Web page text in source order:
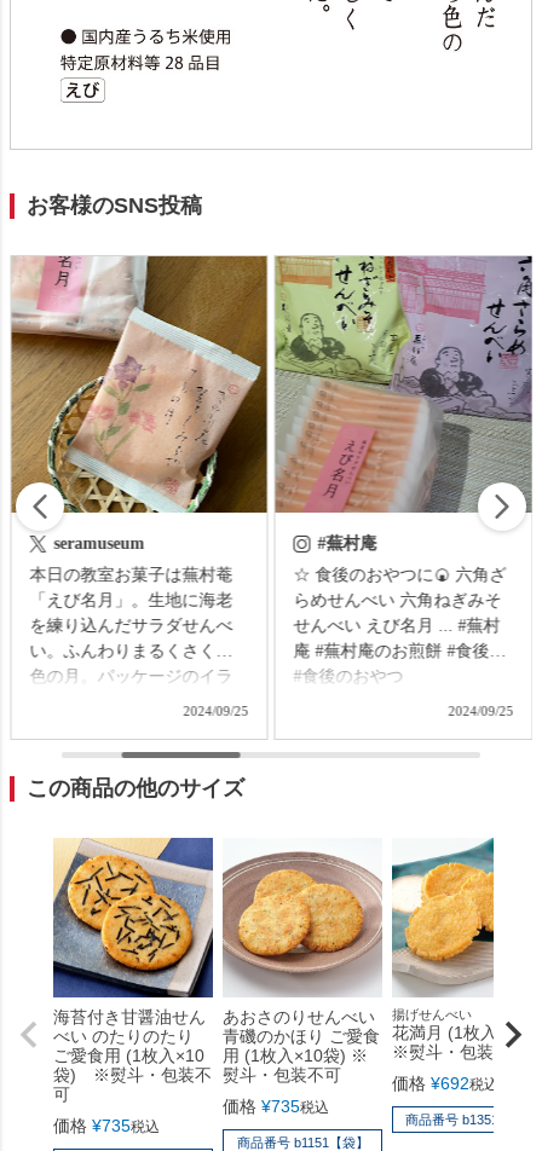
お客様のSNS投稿
#蕪村庵
☆ 食後のおやつに🍘 六角ざ
らめせんべい 六角ねぎみそ
せんべい えび名月 ... #蕪村
庵 #蕪村庵のお煎餅 #食後の
#食後のおやつ
2024/09/25
#ナナシーの旅
きのうと今日は、次女のミ
ュージカル発表会でした😊
今回の役はとてもイキイキ
としててよかった😊 #京成
で、#迷わずゾッコン の#韓
♪ あと、ミュージカル観に来
ト #MAC #モロゾフ #蕪村庵
#ロイズ ＊ ＊ #ストレス発散
#楽しかった ＊ ＊ ＊ ＊ ＊
＊ ＊ #茨城 #茨城グルメ #イ
バラキグルメ #水戸 #水戸グ
ルメ #水戸市 #スイーツ#ス
イーツ巡り #ミュージカル #
ナナシーの旅 #子供ミュージ
カル #マカロン #生食パン
#bts #ibarakiselect #イバラキ
ライフ
2024/09/25
この商品の他のサイズ
海苔付き甘醤油せん
べい のたりのたり
ご愛食用 (1枚入×10
袋) ※熨斗・包装不
可
価格 ¥735税込
あおさのりせんべい
青磯のかほり ご愛食
用 (1枚入×10袋) ※
熨斗・包装不可
価格 ¥735税込
商品番号 b1151【袋】
揚げせんべい
花満月 (1枚入×8袋)
※熨斗・包装不可
価格 ¥692税込
商品番号 b1351【袋】